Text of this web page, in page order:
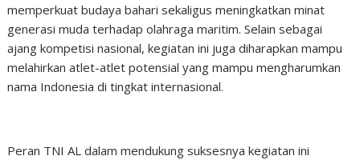
memperkuat budaya bahari sekaligus meningkatkan minat
generasi muda terhadap olahraga maritim. Selain sebagai
ajang kompetisi nasional, kegiatan ini juga diharapkan mampu
melahirkan atlet-atlet potensial yang mampu mengharumkan
nama Indonesia di tingkat internasional.
Peran TNI AL dalam mendukung suksesnya kegiatan ini